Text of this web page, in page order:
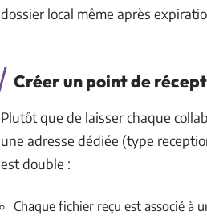
dossier local même après
Créer un point de
Plutôt que de laisser chaque
une adresse dédiée (type
est double :
Chaque fichier reçu est associé à